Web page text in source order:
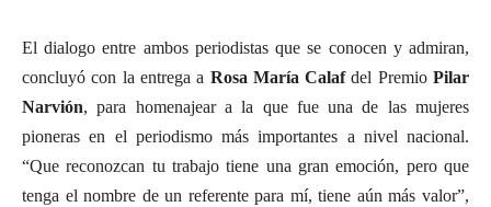
El dialogo entre ambos periodistas que se conocen y admiran,
concluyó con la entrega a Rosa María Calafdel PremioPilar
Narvión, para homenajear a la que fue una de las mujeres
pioneras en el periodismo más importantes a nivel nacional.
“Que reconozcan tu trabajo tiene una gran emoción, pero que
tenga el nombre de un referente para mí, tiene aún más valor”,